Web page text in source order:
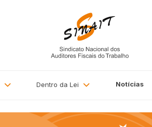
Dentro da Lei Notícias